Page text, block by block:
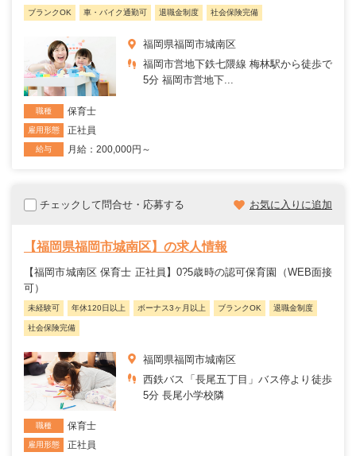
ブランクOK 車・バイク通勤可 退職金制度 社会保険完備
福岡県福岡市城南区
福岡市営地下鉄七隈線 梅林駅から徒歩で
5分 福岡市営地下...
職種 保育士
雇用形態 正社員
給与 月給：200,000円～
チェックして問合せ・応募する お気に入りに追加
【福岡県福岡市城南区】の求人情報
【福岡市城南区 保育士 正社員】0?5歳時の認可保育園（WEB面接
可）
未経験可 年休120日以上 ボーナス3ヶ月以上 ブランクOK 退職金制度
社会保険完備
福岡県福岡市城南区
西鉄バス「長尾五丁目」バス停より徒歩
5分 長尾小学校隣
職種 保育士
雇用形態 正社員